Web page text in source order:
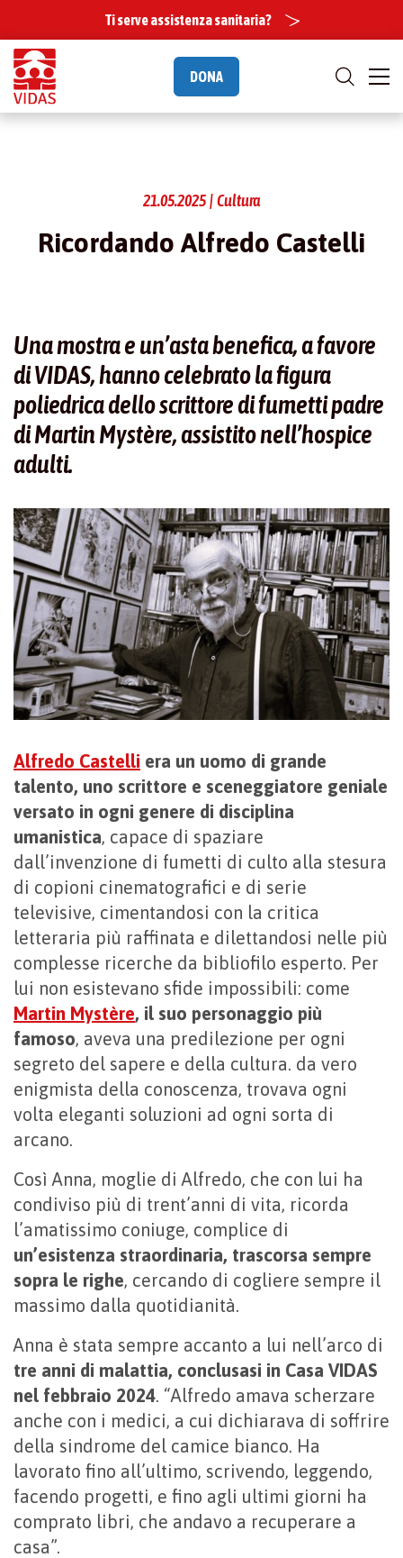
Ti serve assistenza sanitaria?
DONA
21.05.2025 | Cultura
Ricordando Alfredo Castelli
Una mostra e un’asta benefica, a favore
di VIDAS, hanno celebrato la figura
poliedrica dello scrittore di fumetti padre
di Martin Mystère, assistito nell’hospice
adulti.
Alfredo Castelli era un uomo di grande
talento, uno scrittore e sceneggiatore geniale
versato in ogni genere di disciplina
umanistica, capace di spaziare
dall’invenzione di fumetti di culto alla stesura
di copioni cinematografici e di serie
televisive, cimentandosi con la critica
letteraria più raffinata e dilettandosi nelle più
complesse ricerche da bibliofilo esperto. Per
lui non esistevano sfide impossibili: come
Martin Mystère, il suo personaggio più
famoso, aveva una predilezione per ogni
segreto del sapere e della cultura. da vero
enigmista della conoscenza, trovava ogni
volta eleganti soluzioni ad ogni sorta di
arcano.
Così Anna, moglie di Alfredo, che con lui ha
condiviso più di trent’anni di vita, ricorda
l’amatissimo coniuge, complice di
un’esistenza straordinaria, trascorsa sempre
sopra le righe, cercando di cogliere sempre il
massimo dalla quotidianità.
Anna è stata sempre accanto a lui nell’arco di
tre anni di malattia, conclusasi in Casa VIDAS
nel febbraio 2024. “Alfredo amava scherzare
anche con i medici, a cui dichiarava di soffrire
della sindrome del camice bianco. Ha
lavorato fino all’ultimo, scrivendo, leggendo,
facendo progetti, e fino agli ultimi giorni ha
comprato libri, che andavo a recuperare a
casa”.